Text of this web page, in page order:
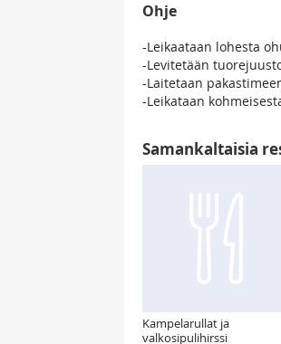
Ohje
-Leikaataan lohesta
-Levitetään
-Laitetaan
-Leikataan
Samankaltaisia
Kampelarullat ja
valkosipulihirssi